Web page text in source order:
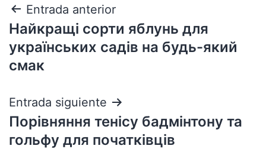
Entrada anterior
Найкращі сорти яблунь для
українських садів на будь-який
смак
Entrada siguiente
Порівняння тенісу бадмінтону та
гольфу для початківців